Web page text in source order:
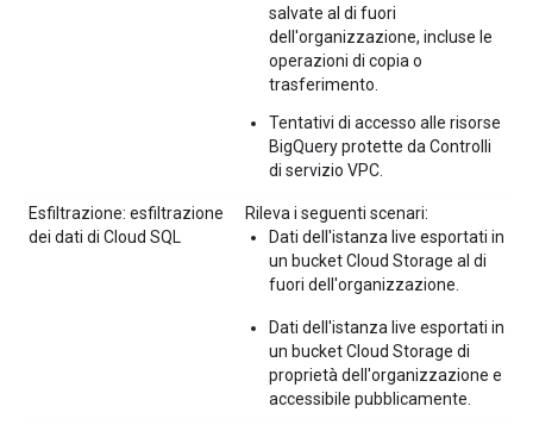
salvate al di fuori
dell'organizzazione, incluse le
operazioni di copia o
trasferimento.
Tentativi di accesso alle risorse
BigQuery protette da Controlli
di servizio VPC.
Esfiltrazione: esfiltrazione
dei dati di Cloud SQL
Rileva i seguenti scenari:
Dati dell'istanza live esportati in
un bucket Cloud Storage al di
fuori dell'organizzazione.
Dati dell'istanza live esportati in
un bucket Cloud Storage di
proprietà dell'organizzazione e
accessibile pubblicamente.